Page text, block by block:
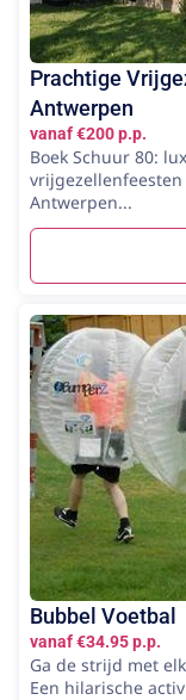
Prachtige
Antwerpen
vanaf €200 p.p.
Boek Schuur 80:
Antwerpen...
Bubbel Voetbal
vanaf €34.95 p.p.
Ga de strijd met
Een hilarische